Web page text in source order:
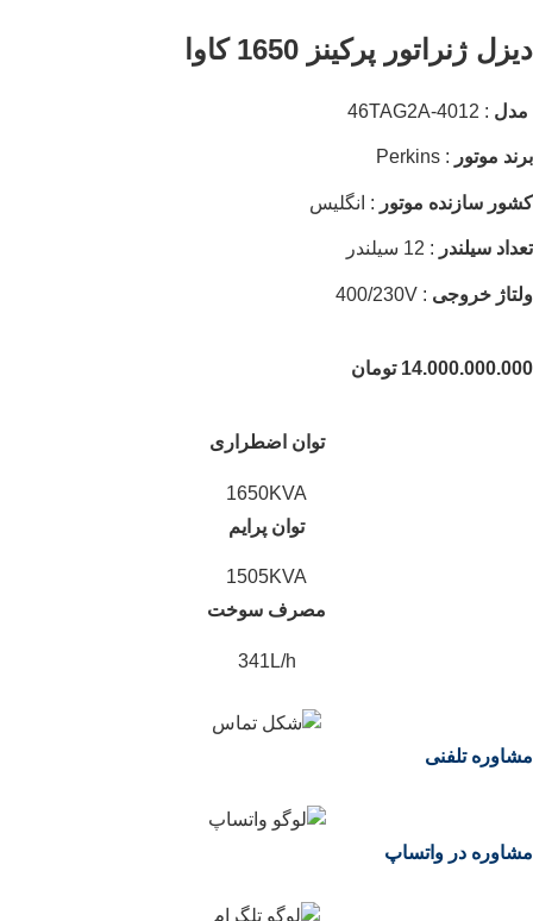
دیزل ژنراتور پرکینز 1650 کاوا
مدل : 4012-46TAG2A
برند موتور : Perkins
کشور سازنده موتور : انگلیس
تعداد سیلندر : 12 سیلندر
ولتاژ خروجی : 400/230V
14.000.000.000 تومان
توان اضطراری
1650KVA
توان پرایم
1505KVA
مصرف سوخت
341L/h
مشاوره تلفنی
مشاوره در واتساپ